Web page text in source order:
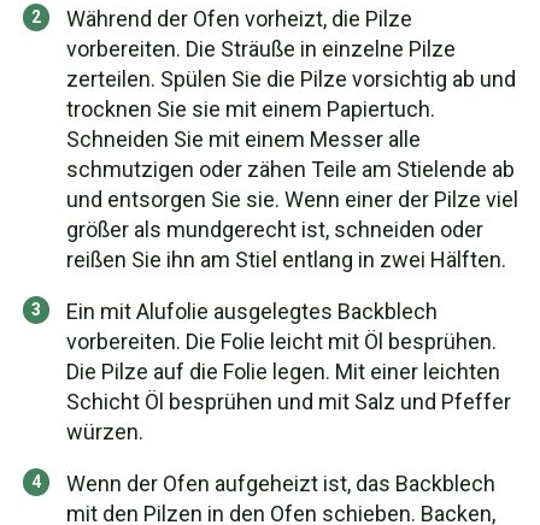
Während der Ofen vorheizt, die Pilze
vorbereiten. Die Sträuße in einzelne Pilze
zerteilen. Spülen Sie die Pilze vorsichtig ab und
trocknen Sie sie mit einem Papiertuch.
Schneiden Sie mit einem Messer alle
schmutzigen oder zähen Teile am Stielende ab
und entsorgen Sie sie. Wenn einer der Pilze viel
größer als mundgerecht ist, schneiden oder
reißen Sie ihn am Stiel entlang in zwei Hälften.
Ein mit Alufolie ausgelegtes Backblech
vorbereiten. Die Folie leicht mit Öl besprühen.
Die Pilze auf die Folie legen. Mit einer leichten
Schicht Öl besprühen und mit Salz und Pfeffer
würzen.
Wenn der Ofen aufgeheizt ist, das Backblech
mit den Pilzen in den Ofen schieben. Backen,